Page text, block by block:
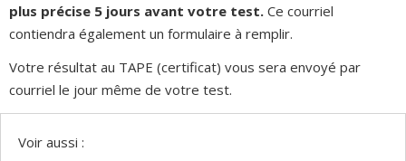
plus précise 5 jours avant votre test. Ce courriel
contiendra également un formulaire à remplir.
Votre résultat au TAPE (certificat) vous sera envoyé par
courriel le jour même de votre test.
Voir aussi :